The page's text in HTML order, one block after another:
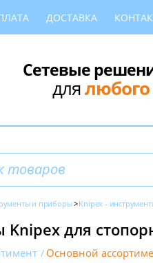
ДОСТАВКА
Сетевые
длялюбого
и приборы Knipex -
для
Основной